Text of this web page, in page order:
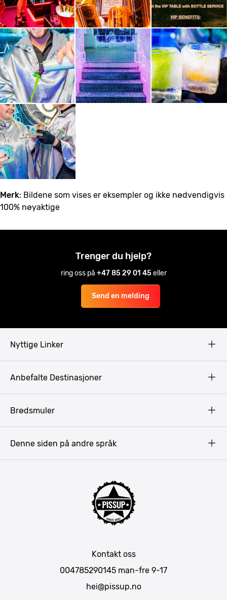
Merk: Bildene som vises er eksempler og ikke nødvendigvis
100% nøyaktige
Trenger du hjelp?
ring oss på +47 85 29 01 45eller
Send en melding
Nyttige Linker
Anbefalte Destinasjoner
Brødsmuler
Kontakt oss
004785290145 man-fre 9-17
hei@pissup.no
Denne siden på andre språk